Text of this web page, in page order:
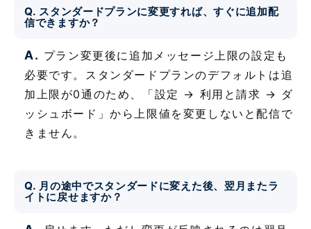
Q. スタンダードプランに変更すれば、すぐに追加配
信できますか？
A. プラン変更後に追加メッセージ上限の設定も
必要です。スタンダードプランのデフォルトは追
加上限が0通のため、「設定 → 利用と請求 → ダ
ッシュボード」から上限値を変更しないと配信で
きません。
Q. 月の途中でスタンダードに変えた後、翌月またラ
イトに戻せますか？